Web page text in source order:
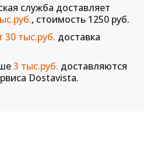
служба доставляет
, стоимость 1250 руб.
30 тыс.руб. доставка
3 тыс.руб. доставляются
Dostavista.